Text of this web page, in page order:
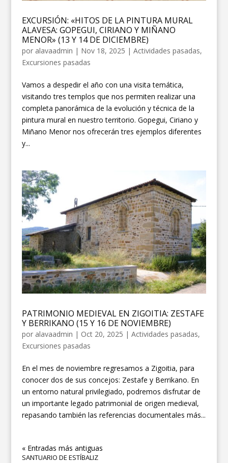
EXCURSIÓN: «HITOS DE LA PINTURA MURAL
ALAVESA: GOPEGUI, CIRIANO Y MIÑANO
MENOR» (13 Y 14 DE DICIEMBRE)
por alavaadmin | Nov 18, 2025 | Actividades pasadas,
Excursiones pasadas
Vamos a despedir el año con una visita temática,
visitando tres templos que nos permiten realizar una
completa panorámica de la evolución y técnica de la
pintura mural en nuestro territorio. Gopegui, Ciriano y
Miñano Menor nos ofrecerán tres ejemplos diferentes
y...
PATRIMONIO MEDIEVAL EN ZIGOITIA: ZESTAFE
Y BERRIKANO (15 Y 16 DE NOVIEMBRE)
por alavaadmin | Oct 20, 2025 | Actividades pasadas,
Excursiones pasadas
En el mes de noviembre regresamos a Zigoitia, para
conocer dos de sus concejos: Zestafe y Berrikano. En
un entorno natural privilegiado, podremos disfrutar de
un importante legado patrimonial de origen medieval,
repasando también las referencias documentales más...
« Entradas más antiguas
SANTUARIO DE ESTÍBALIZ